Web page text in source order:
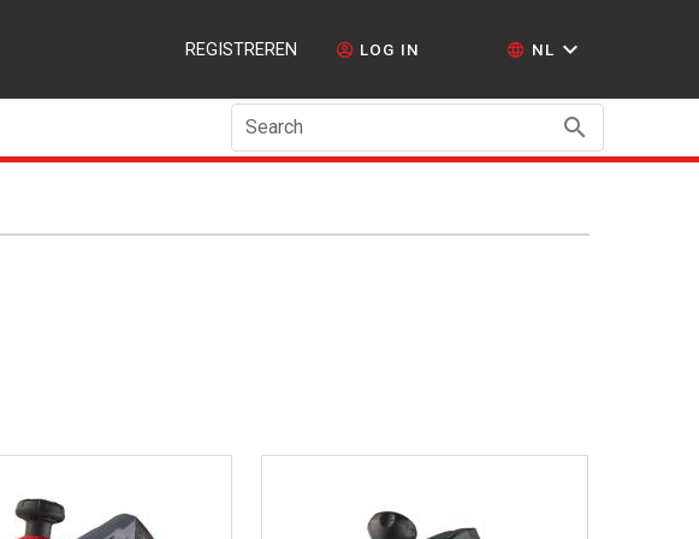
REGISTREREN LOG IN NL
Search